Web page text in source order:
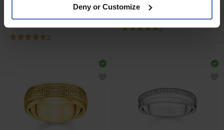
Deny or CustomizeThomas Sabo Ring
2